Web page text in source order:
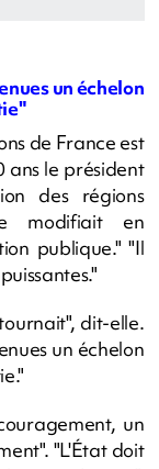
un échelon
de France est
ans le président
des régions
modifiait en
publique." "Il
dit-elle.
un échelon
un
"L'État doit